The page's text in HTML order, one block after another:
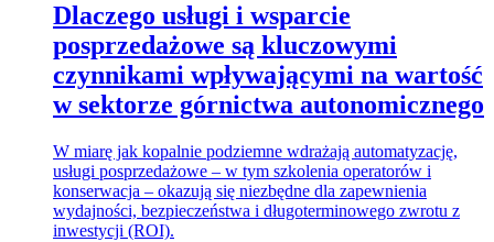
Dlaczego usługi i wsparcie
posprzedażowe są kluczowymi
czynnikami wpływającymi na wartość
w sektorze górnictwa autonomicznego
W miarę jak kopalnie podziemne wdrażają automatyzację,
usługi posprzedażowe – w tym szkolenia operatorów i
konserwacja – okazują się niezbędne dla zapewnienia
wydajności, bezpieczeństwa i długoterminowego zwrotu z
inwestycji (ROI).